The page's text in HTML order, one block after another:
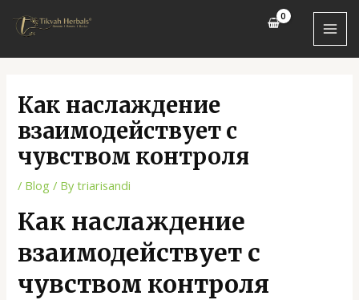
Как наслаждение
взаимодействует с
чувством контроля
/ Blog / Bytriarisandi
Как наслаждение
взаимодействует с
чувством контроля
navigation